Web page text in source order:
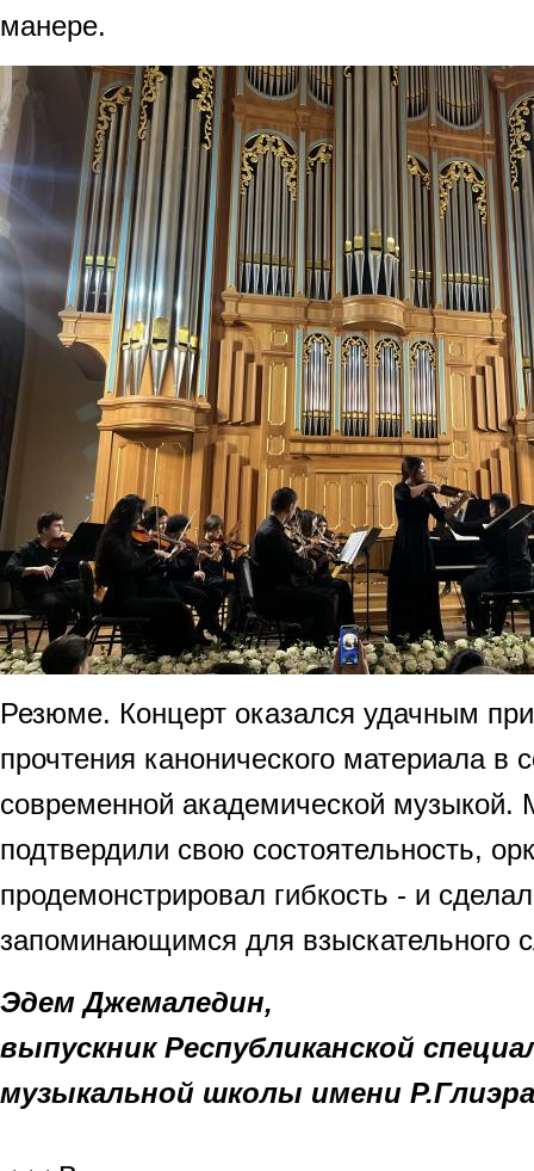
манере.
Резюме. Концерт оказался удачным
прочтения канонического материала в
современной академической музыкой.
подтвердили свою состоятельность,
продемонстрировал гибкость - и
запоминающимся для взыскательного
Эдем Джемаледин,
выпускник Республиканской
музыкальной школы имени Р.Глиэра